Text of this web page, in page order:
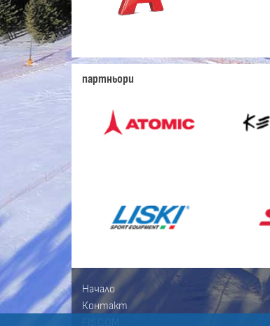
партньори
Начало
Контакт